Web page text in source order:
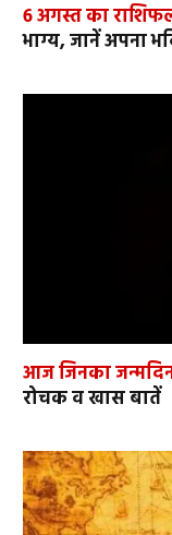
6 अगस्त का
भाग्य, जानें अपना
आज जिनका
रोचक व खास बातें